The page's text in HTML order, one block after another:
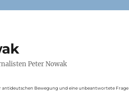
Peter Nowak
antideutschen Bewegung und eine unbeantwortete Frage